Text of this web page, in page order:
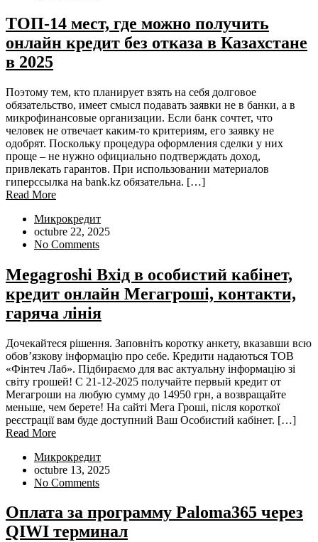
ТОП-14 мест, где можно получить
онлайн кредит без отказа в Казахстане
в 2025
Поэтому тем, кто планирует взять на себя долговое
обязательство, имеет смысл подавать заявки не в банки, а в
микрофинансовые организации. Если банк сочтет, что
человек не отвечает каким-то критериям, его заявку не
одобрят. Поскольку процедура оформления сделки у них
проще – не нужно официально подтверждать доход,
привлекать гарантов. При использовании материалов
гиперссылка на bank.kz обязательна. […]
Read More
Микрокредит
octubre 22, 2025
No Comments
Megagroshi Вхід в особистий кабінет,
кредит онлайн Мегагроші, контакти,
гаряча лінія
Дочекайтеся рішення. Заповніть коротку анкету, вказавши всю
обов’язкову інформацію про себе. Кредити надаються ТОВ
«Фінтеч Лаб». Підбираємо для вас актуальну інформацію зі
світу грошей! С 21-12-2025 получайте первый кредит от
Мегагроши на любую сумму до 14950 грн, а возвращайте
меньше, чем берете! На сайті Мега Гроші, після короткої
реєстрації вам буде доступний Ваш Особистий кабінет. […]
Read More
Микрокредит
octubre 13, 2025
No Comments
Оплата за программу Paloma365 через
QIWI терминал